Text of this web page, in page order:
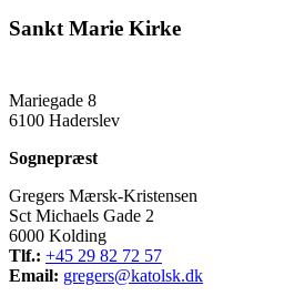
Sankt Marie Kirke
Mariegade 8
6100 Haderslev
Sognepræst
Gregers Mærsk-Kristensen
Sct Michaels Gade 2
6000 Kolding
Tlf.: +45 29 82 72 57
Email: gregers@katolsk.dk